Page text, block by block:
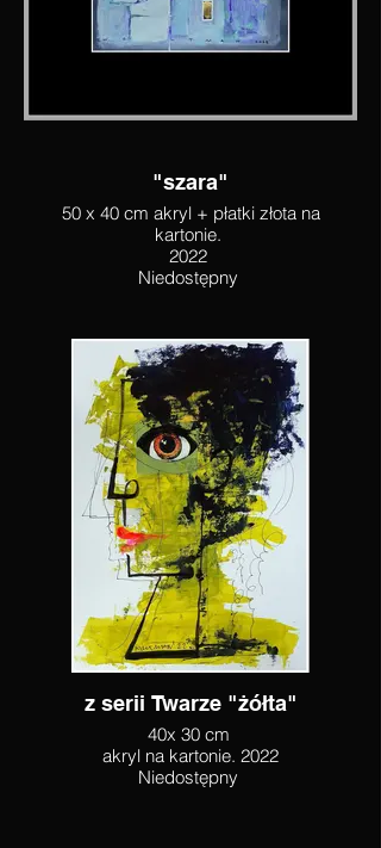
"szara"
50 x 40 cm akryl + płatki złota na
kartonie.
2022
Niedostępny
z serii Twarze "żółta"
40x 30 cm
akryl na kartonie. 2022
Niedostępny